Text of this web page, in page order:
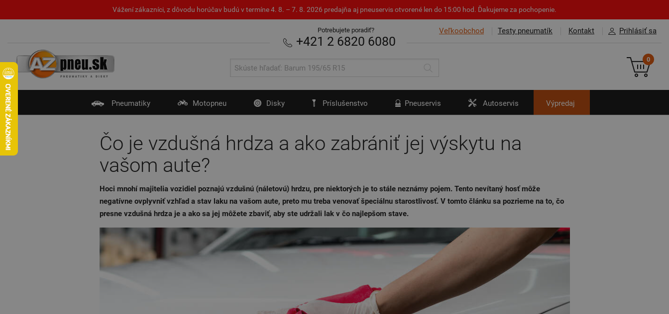
Vážení zákazníci, z dôvodu horúčav budú v termíne 4. 8. – 7. 8. 2026 predajňa aj pneuservis otvorené len do 15:00 hod. Ďakujeme za pochopenie.
Veľkoobchod Testy pneumatík Kontakt Prihlásiť sa
Potrebujete poradiť?
+421 2 6820 6080
0
Pneumatiky Motopneu Disky Príslušenstvo Pneuservis Autoservis Výpredaj
Čo je vzdušná hrdza a ako zabrániť jej výskytu na
vašom aute?
Hoci mnohí majitelia vozidiel poznajú vzdušnú (náletovú) hrdzu, pre niektorých je to stále neznámy pojem. Tento nevítaný hosť môže
negatívne ovplyvniť vzhľad a stav laku na vašom aute, preto mu treba venovať špeciálnu starostlivosť. V tomto článku sa pozrieme na to, čo
presne vzdušná hrdza je a ako sa jej môžete zbaviť, aby ste udržali lak v čo najlepšom stave.